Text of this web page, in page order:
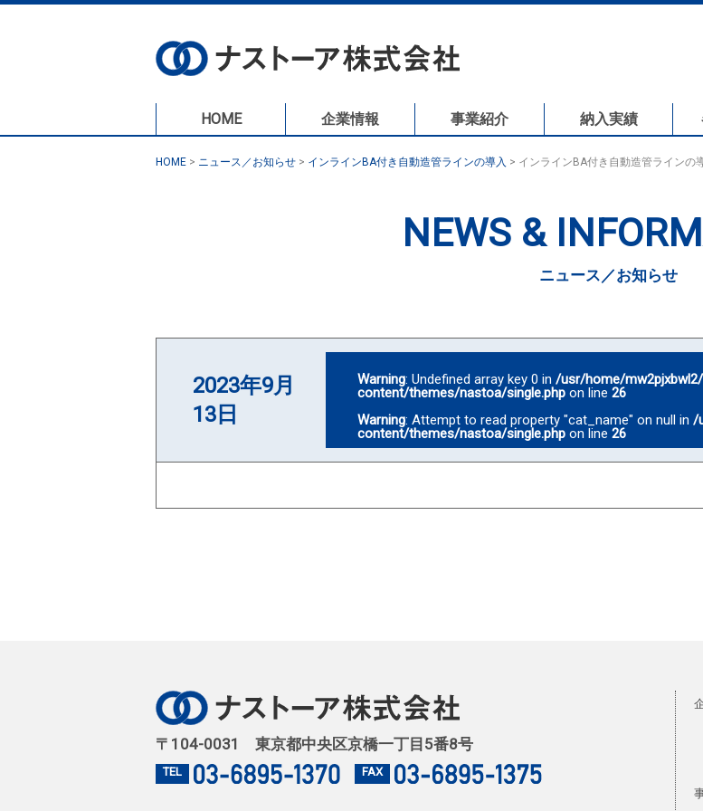
HOME 企業情報 事業紹介 納入実績
HOME > ニュース／お知らせ > インラインBA付き自動造管ラインの導入 > インラインBA付き自動造管ラインの
NEWS &
ニュース／お知らせ
2023年9月
13日
Warning: Undefined array key 0 in/usr/home/
content/themes/nastoa/single.php on line26
Warning: Attempt to read property "cat_name" on null in/
content/themes/nastoa/single.php on line26
〒104-0031 東京都中央区京橋一丁目5番8号
TEL FAX